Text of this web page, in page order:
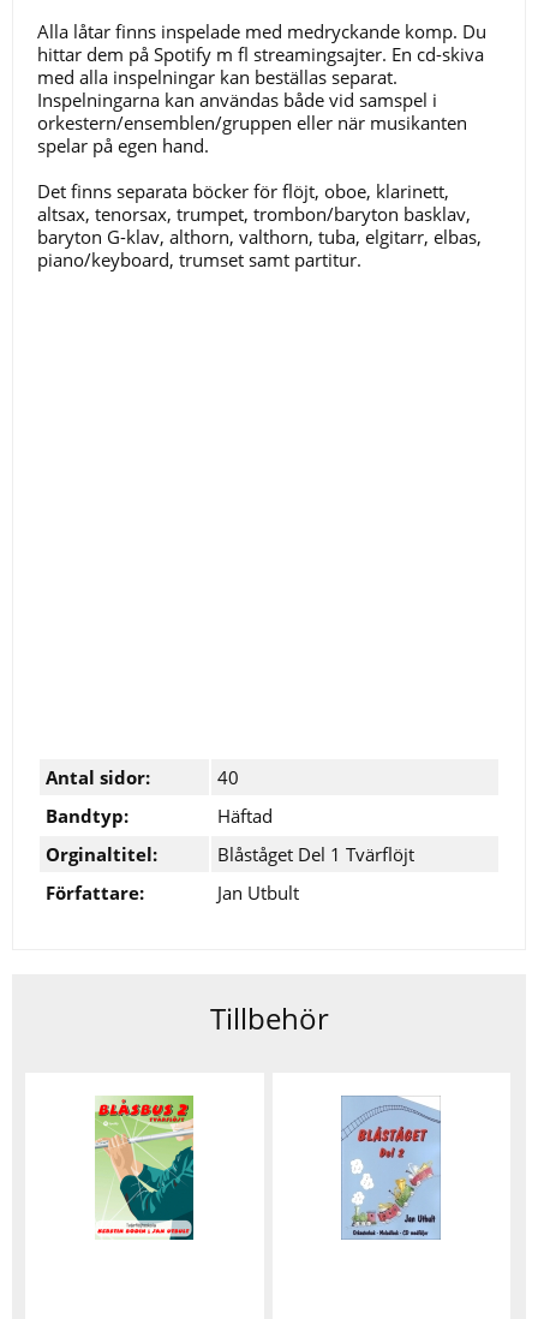
Alla låtar finns inspelade med medryckande komp. Du
hittar dem på Spotify m fl streamingsajter. En cd-skiva
med alla inspelningar kan beställas separat.
Inspelningarna kan användas både vid samspel i
orkestern/ensemblen/gruppen eller när musikanten
spelar på egen hand.
Det finns separata böcker för flöjt, oboe, klarinett,
altsax, tenorsax, trumpet, trombon/baryton basklav,
baryton G-klav, althorn, valthorn, tuba, elgitarr, elbas,
piano/keyboard, trumset samt partitur.
Antal sidor:
40
Bandtyp:
Häftad
Orginaltitel:
Blåståget Del 1 Tvärflöjt
Författare:
Jan Utbult
Tillbehör